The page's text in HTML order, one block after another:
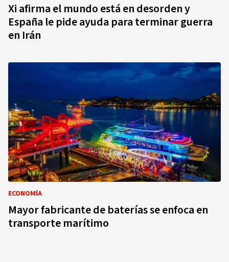
Xi afirma el mundo está en desorden y
España le pide ayuda para terminar guerra
en Irán
ECONOMÍA
Mayor fabricante de baterías se enfoca en
transporte marítimo